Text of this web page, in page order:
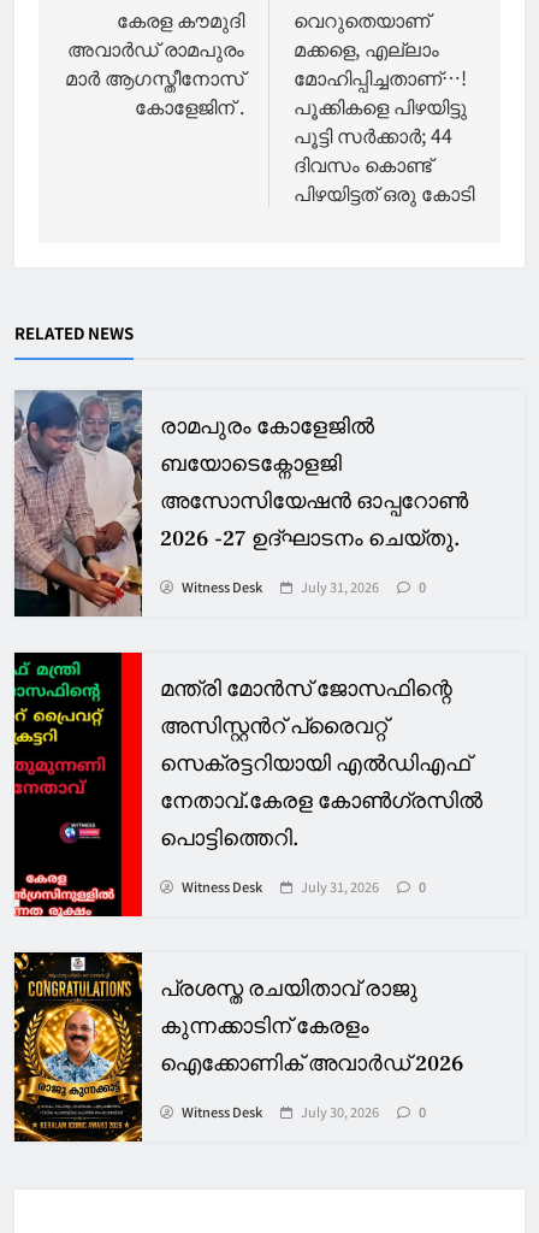
navigation
കേരള കൗമുദി
അവാർഡ് രാമപുരം
മാർ ആഗസ്തീനോസ്
കോളേജിന് .
വെറുതെയാണ്
മക്കളെ, എല്ലാം
മോഹിപ്പിച്ചതാണ്…!
പൂക്കികളെ പിഴയിട്ടു
പൂട്ടി സര്‍ക്കാര്‍; 44
ദിവസം കൊണ്ട്
പിഴയിട്ടത് ഒരു കോടി
RELATED NEWS
രാമപുരം കോളേജിൽ
ബയോടെക്നോളജി
അസോസിയേഷൻ ഓപ്പറോൺ
2026 -27 ഉദ്ഘാടനം ചെയ്തു.
Witness Desk July 31, 2026 0
മന്ത്രി മോൻസ് ജോസഫിന്റെ
അസിസ്റ്റൻറ് പ്രൈവറ്റ്
സെക്രട്ടറിയായി എൽഡിഎഫ്
നേതാവ്.കേരള കോൺഗ്രസിൽ
പൊട്ടിത്തെറി.
Witness Desk July 31, 2026 0
പ്രശസ്ത രചയിതാവ് രാജു
കുന്നക്കാടിന് കേരളം
ഐക്കോണിക് അവാർഡ് 2026
Witness Desk July 30, 2026 0